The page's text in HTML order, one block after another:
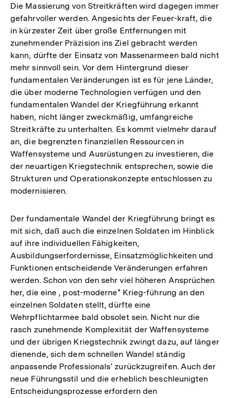
Die Massierung von Streitkräften wird dagegen immer
gefahrvoller werden. Angesichts der Feuer-kraft, die
in kürzester Zeit über große Entfernungen mit
zunehmender Präzision ins Ziel gebracht werden
kann, dürfte der Einsatz von Massenarmeen bald nicht
mehr sinnvoll sein. Vor dem Hintergrund dieser
fundamentalen Veränderungen ist es für jene Länder,
die über moderne Technologien verfügen und den
fundamentalen Wandel der Kriegführung erkannt
haben, nicht länger zweckmäßig, umfangreiche
Streitkräfte zu unterhalten. Es kommt vielmehr darauf
an, die begrenzten finanziellen Ressourcen in
Waffensysteme und Ausrüstungen zu investieren, die
der neuartigen Kriegstechnik entsprechen, sowie die
Strukturen und Operationskonzepte entschlossen zu
modernisieren.
Der fundamentale Wandel der Kriegführung bringt es
mit sich, daß auch die einzelnen Soldaten im Hinblick
auf ihre individuellen Fähigkeiten,
Ausbildungserfordernisse, Einsatzmöglichkeiten und
Funktionen entscheidende Veränderungen erfahren
werden. Schon von den sehr viel höheren Ansprüchen
her, die eine , post-moderne* Krieg-führung an den
einzelnen Soldaten stellt, dürfte eine
Wehrpflichtarmee bald obsolet sein. Nicht nur die
rasch zunehmende Komplexität der Waffensysteme
und der übrigen Kriegstechnik zwingt dazu, auf länger
dienende, sich dem schnellen Wandel ständig
anpassende Professionals’ zurückzugreifen. Auch der
neue Führungsstil und die erheblich beschleunigten
Entscheidungsprozesse erfordern den